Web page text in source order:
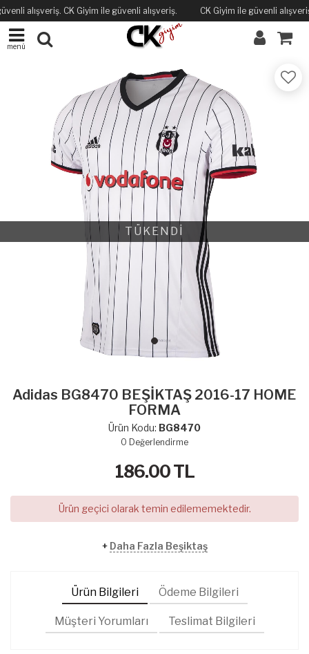
alışveriş. CK Giyim ile güvenli alışveriş. CK Giyim ile güvenli
menü
TÜKENDİ
Adidas BG8470 BEŞİKTAŞ 2016-17 HOME
FORMA
Ürün Kodu: BG8470
0 Değerlendirme
186.00TL
Ürün geçici olarak temin edilememektedir.
+ Daha Fazla Beşiktaş
Ürün Bilgileri Ödeme Bilgileri
Müşteri Yorumları Teslimat Bilgileri